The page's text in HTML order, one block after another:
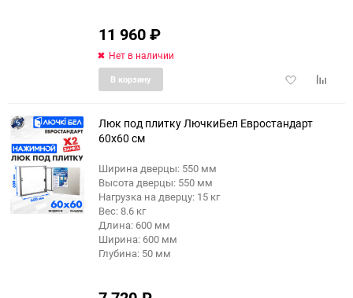
11 960₽
Нет в наличии
Добавить
В корзину
еще 5 фото
Люк под плитку ЛючкиБел Евростандарт
60x60 см
Ширина дверцы: 550 мм
Высота дверцы: 550 мм
Нагрузка на дверцу: 15 кг
Вес: 8.6 кг
Длина: 600 мм
Ширина: 600 мм
Глубина: 50 мм